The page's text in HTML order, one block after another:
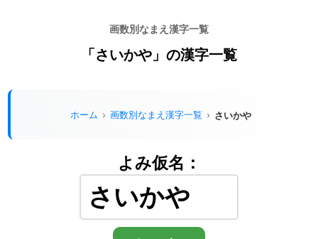
画数別なまえ漢字一覧
「さいかや」の漢字一覧
ホーム 画数別なまえ漢字一覧 さいかや
よみ仮名：